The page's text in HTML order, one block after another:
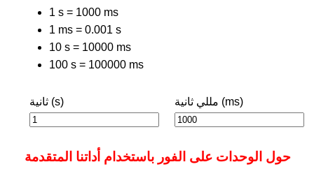
1 s = 1000 ms
1 ms = 0.001 s
10 s = 10000 ms
100 s = 100000 ms
ثانية (s) مللي ثانية (ms)
حول الوحدات على الفور باستخدام أداتنا المتقدمة